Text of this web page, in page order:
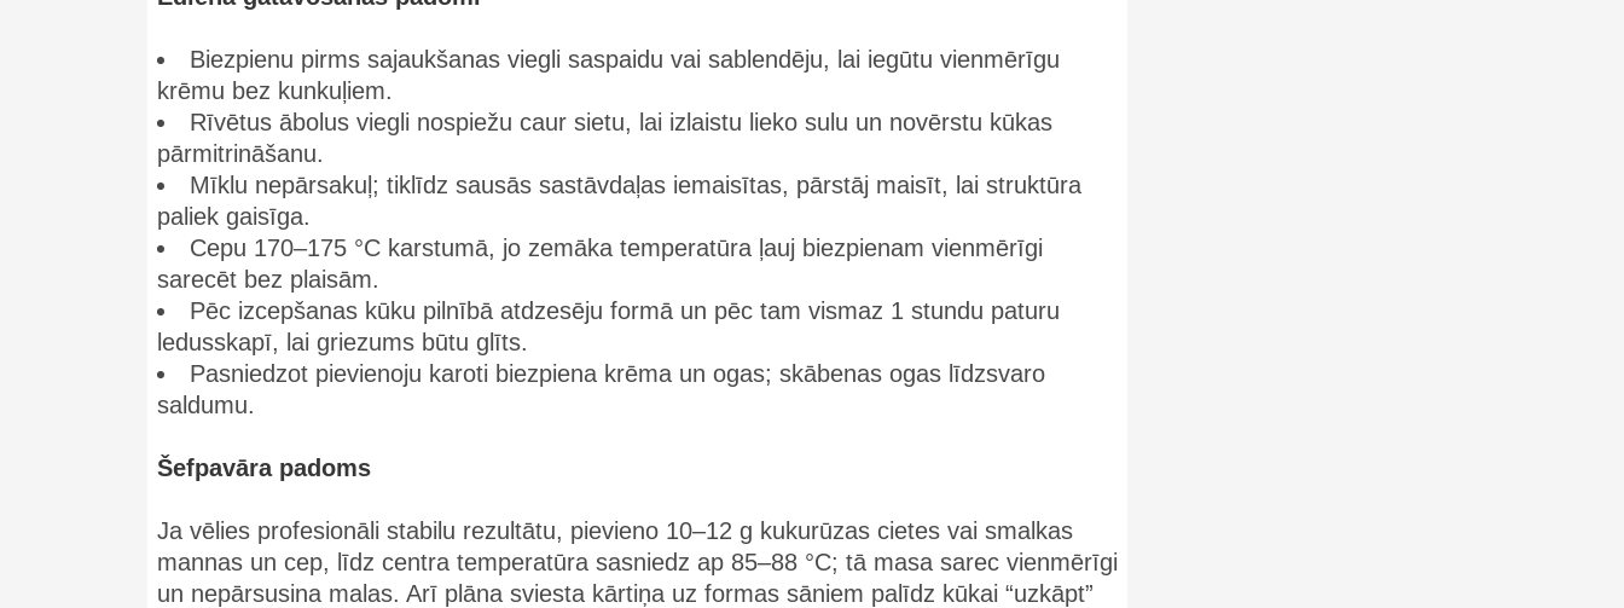
Biezpienu pirms sajaukšanas viegli saspaidu vai sablendēju, lai iegūtu vienmērīgu
krēmu bez kunkuļiem.
Rīvētus ābolus viegli nospiežu caur sietu, lai izlaistu lieko sulu un novērstu kūkas
pārmitrināšanu.
Mīklu nepārsakuļ; tiklīdz sausās sastāvdaļas iemaisītas, pārstāj maisīt, lai struktūra
paliek gaisīga.
Cepu 170–175 °C karstumā, jo zemāka temperatūra ļauj biezpienam vienmērīgi
sarecēt bez plaisām.
Pēc izcepšanas kūku pilnībā atdzesēju formā un pēc tam vismaz 1 stundu paturu
ledusskapī, lai griezums būtu glīts.
Pasniedzot pievienoju karoti biezpiena krēma un ogas; skābenas ogas līdzsvaro
saldumu.
Šefpavāra padoms
Ja vēlies profesionāli stabilu rezultātu, pievieno 10–12 g kukurūzas cietes vai smalkas
mannas un cep, līdz centra temperatūra sasniedz ap 85–88 °C; tā masa sarec vienmērīgi
un nepārsusina malas. Arī plāna sviesta kārtiņa uz formas sāniem palīdz kūkai “uzkāpt”